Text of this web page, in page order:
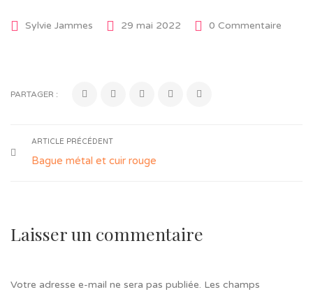
Sylvie Jammes 29 mai 2022 0 Commentaire
PARTAGER :
ARTICLE PRÉCÉDENT
Bague métal et cuir rouge
Laisser un commentaire
Votre adresse e-mail ne sera pas publiée. Les champs